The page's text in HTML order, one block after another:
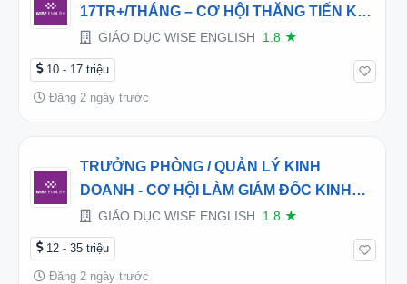
17TR+/THÁNG – CƠ HỘI THĂNG TIẾN KẾ
TOÁN TRƯỞNG
GIÁO DỤC WISE ENGLISH 1.8 ★
10 - 17 triệu
Đăng 2 ngày trước
TRƯỞNG PHÒNG / QUẢN LÝ KINH
DOANH - CƠ HỘI LÀM GIÁM ĐỐC KINH
DOANH/ GIÁM ĐỐC CƠ SỞ
GIÁO DỤC WISE ENGLISH 1.8 ★
12 - 35 triệu
Đăng 2 ngày trước